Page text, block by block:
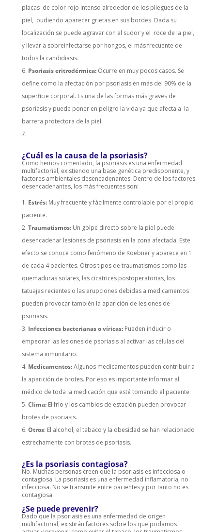
placas de color rojo intenso alrededor de los pliegues de la
piel, pudiendo aparecer grietas en sus bordes. Dada su
localización se puede agravar con el sudor y el roce de la piel,
y llevar a sobreinfectarse por hongos, el más frecuente de
todos la candidiasis.
Psoriasis eritrodérmica:Ocurre en muy pocos casos. Se
define como la afectación por psoriasis en más del 90% de la
superficie corporal. Es una de las formas más graves de
psoriasis y puede poner en peligro la vida ya que afecta a la
barrera protectora de la piel.
¿Cuál es la causa de la psoriasis?
Como hemos comentado, la psoriasis es una enfermedad
multifactorial, existiendo una base genética predisponente, y
factores ambientales desencadenantes. Dentro de los factores
desencadenantes, los más frecuentes son:
Estrés:Muy frecuente y fácilmente controlable por el propio
paciente.
Traumatismos:Un golpe directo sobre la piel puede
desencadenar lesiones de psoriasis en la zona afectada. Este
efecto se conoce como fenómeno de Koebner y aparece en 1
de cada 4 pacientes. Otros tipos de traumatismos como las
quemaduras solares, las cicatrices postoperatorias, los
tatuajes recientes o las erupciones debidas a medicamentos
pueden provocar también la aparición de lesiones de
psoriasis.
Infecciones bacterianas o víricas:Pueden inducir o
empeorar las lesiones de psoriasis al activar las células del
sistema inmunitario.
Medicamentos:Algunos medicamentos pueden contribuir a
la aparición de brotes. Por eso es importante informar al
médico de toda la medicación que esté tomando el paciente.
Clima:El frío y los cambios de estación pueden provocar
brotes de psoriasis.
Otros: El alcohol, el tabaco y la obesidad se han relacionado
estrechamente con brotes de psoriasis.
¿Es la psoriasis contagiosa?
No. Muchas personas creen que la psoriasis es infecciosa o
contagiosa. La psoriasis es una enfermedad inflamatoria, no
infecciosa. No se transmite entre pacientes y por tanto no es
contagiosa.
¿Se puede prevenir?
Dado que la psoriasis es una enfermedad de origen
multifactorial, existirán factores sobre los que podamos